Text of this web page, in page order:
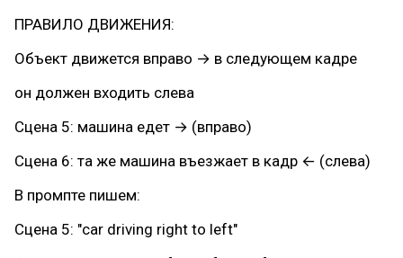
ПРАВИЛО ДВИЖЕНИЯ:
Объект движется вправо → в следующем кадре
он должен входить слева
Сцена 5: машина едет → (вправо)
Сцена 6: та же машина въезжает в кадр ← (слева)
В промпте пишем:
Сцена 5: "car driving right to left"